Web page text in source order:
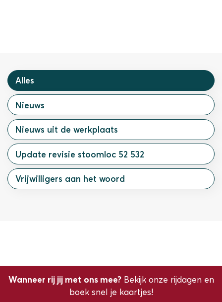
Alles
Nieuws
Nieuws uit de werkplaats
Update revisie stoomloc 52 532
Vrijwilligers aan het woord
Wanneer rij jij met ons mee?Bekijk onze rijdagen en
boek snel je kaartjes!